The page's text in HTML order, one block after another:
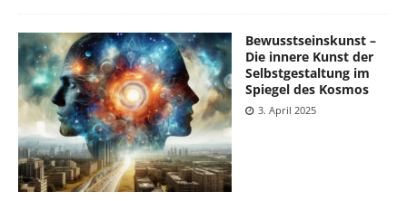
Bewusstseinskunst –
Die innere Kunst der
Selbstgestaltung im
Spiegel des Kosmos
3. April 2025